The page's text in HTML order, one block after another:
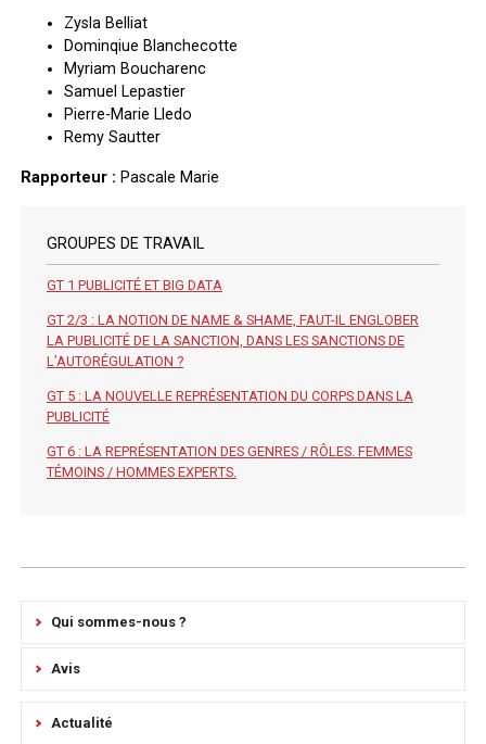
Zysla Belliat
Dominqiue Blanchecotte
Myriam Boucharenc
Samuel Lepastier
Pierre-Marie Lledo
Remy Sautter
Rapporteur : Pascale Marie
GROUPES DE TRAVAIL
GT 1 PUBLICITÉ ET BIG DATA
GT 2/3 : LA NOTION DE NAME & SHAME, FAUT-IL ENGLOBER
LA PUBLICITÉ DE LA SANCTION, DANS LES SANCTIONS DE
L’AUTORÉGULATION ?
GT 5 : LA NOUVELLE REPRÉSENTATION DU CORPS DANS LA
PUBLICITÉ
GT 6 : LA REPRÉSENTATION DES GENRES / RÔLES. FEMMES
TÉMOINS / HOMMES EXPERTS.
Qui sommes-nous ?
Avis
Actualité